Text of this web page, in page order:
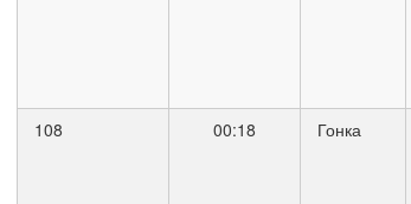
108 00:18 Гонка